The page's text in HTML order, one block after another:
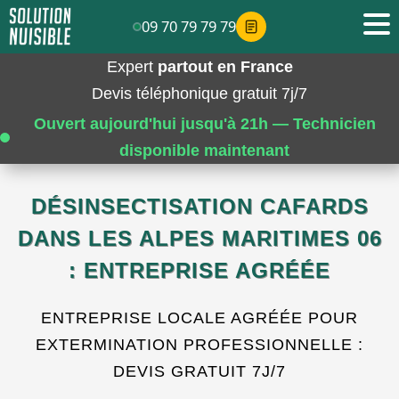
Expert partout en France
Devis téléphonique gratuit 7j/7
Ouvert aujourd'hui jusqu'à 21h — Technicien
disponible maintenant
DÉSINSECTISATION CAFARDS
DANS LES ALPES MARITIMES 06
: ENTREPRISE AGRÉÉE
ENTREPRISE LOCALE AGRÉÉE POUR
EXTERMINATION PROFESSIONNELLE :
DEVIS GRATUIT 7J/7
09 70 79 79 79